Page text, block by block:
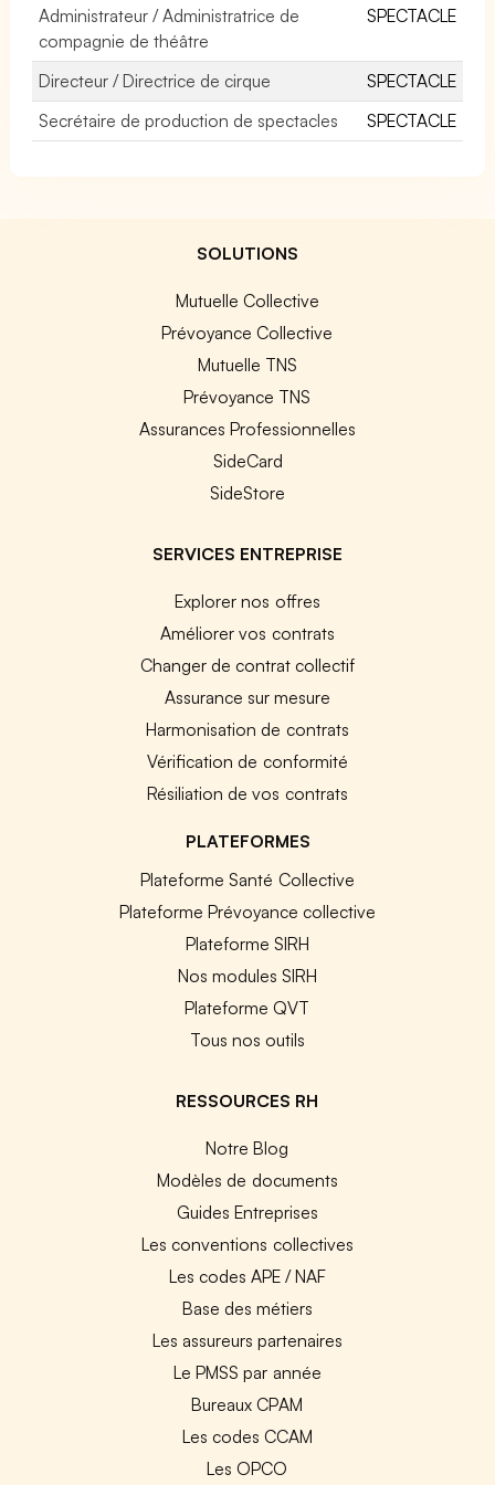
Administrateur / Administratrice de
compagnie de théâtre
SPECTACLE
Directeur / Directrice de cirque
SPECTACLE
Secrétaire de production de spectacles
SPECTACLE
SOLUTIONS
Mutuelle Collective
Prévoyance Collective
Mutuelle TNS
Prévoyance TNS
Assurances Professionnelles
SideCard
SideStore
SERVICES ENTREPRISE
Explorer nos offres
Améliorer vos contrats
Changer de contrat collectif
Assurance sur mesure
Harmonisation de contrats
Vérification de conformité
Résiliation de vos contrats
PLATEFORMES
Plateforme Santé Collective
Plateforme Prévoyance collective
Plateforme SIRH
Nos modules SIRH
Plateforme QVT
Tous nos outils
RESSOURCES RH
Notre Blog
Modèles de documents
Guides Entreprises
Les conventions collectives
Les codes APE / NAF
Base des métiers
Les assureurs partenaires
Le PMSS par année
Bureaux CPAM
Les codes CCAM
Les OPCO